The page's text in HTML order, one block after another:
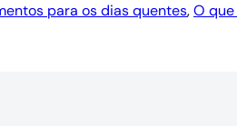
para os dias quentes, O